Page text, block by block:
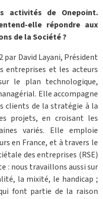
activités de Onepoint.
elle répondre aux
de la Société ?
par David Layani, Président
entreprises et les acteurs
le plan technologique,
Elle accompagne
clients de la stratégie à la
projets, en croisant les
variés. Elle emploie
en France, et à travers le
des entreprises (RSE)
: nous travaillons aussi sur
la mixité, le handicap ;
font partie de la raison